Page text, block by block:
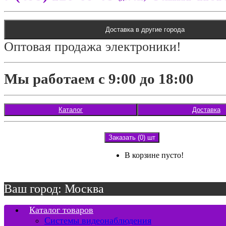
Доставка в другие города
Оптовая продажа электроники!
Мы работаем с 9:00 до 18:00
Каталог Доставка
Заказать (0) шт
В корзине пусто!
Ваш город: Москва
Каталог товаров
Системы видеонаблюдения